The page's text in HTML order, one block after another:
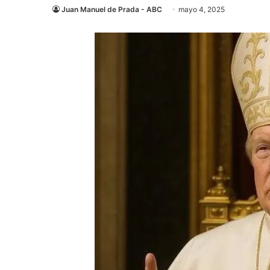
Juan Manuel de Prada - ABC mayo 4, 2025